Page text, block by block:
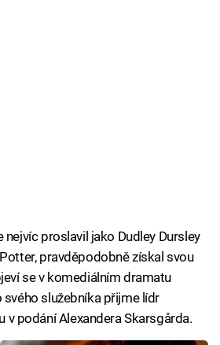
nejvíc proslavil jako Dudley Dursley
pravděpodobně získal svou
se v komediálním dramatu
svého služebníka přijme lídr
v podání Alexandera Skarsgårda.